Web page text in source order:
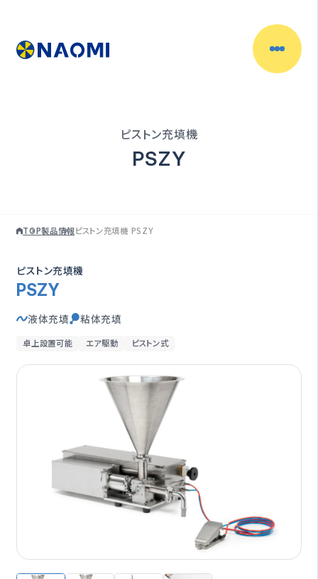
ピストン充填機
PSZY
TOP製品情報ピストン充填機 PSZY
充填物からさがす
充填機一覧
充填ラインの自動化
（自動充填機）
オプション一覧
修理受付期間終了製品
ピストン充填機
PSZY
液体充填 粘体充填
卓上設置可能 エア駆動 ピストン式